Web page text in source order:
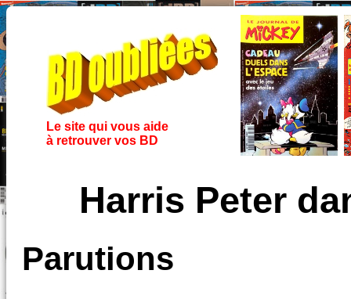
Le site qui vous aide
à retrouver vos BD
Harris Peter
Parutions